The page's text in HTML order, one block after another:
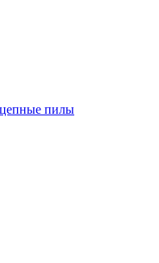
пилы